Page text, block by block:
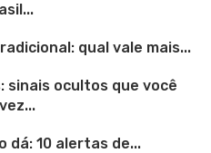
qual vale mais...
sinais ocultos que você
dá: 10 alertas de...